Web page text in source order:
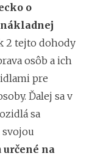
o
2 tejto dohody
osôb a ich
pre
Ďalej sa v
sa
určené na